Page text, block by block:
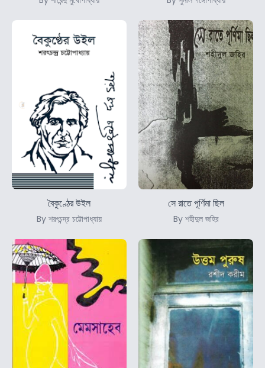
বৈকুণ্ঠের উইল
By শরৎচন্দ্র চট্টোপাধ্যায়
সে রাতে পূর্ণিমা ছিল
By শহীদুল জহির